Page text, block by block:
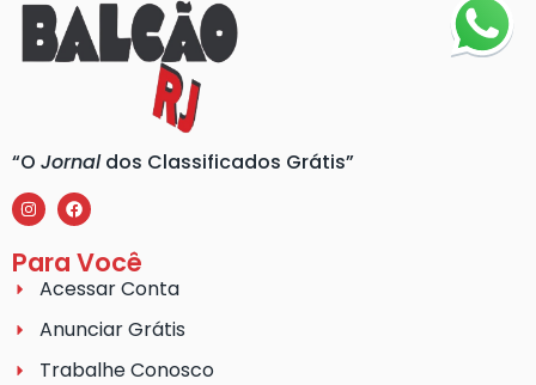
“O Jornaldos Classificados Grátis”
Para Você
Acessar Conta
Anunciar Grátis
Trabalhe Conosco